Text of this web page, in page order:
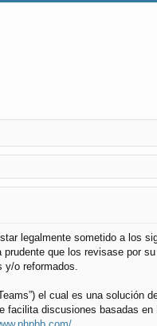
legalmente sometido a los
que los revisase por
o reformados.
el cual es una solución
facilita discusiones basadas